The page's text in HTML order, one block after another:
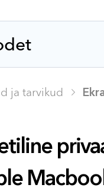
ja tarvikud